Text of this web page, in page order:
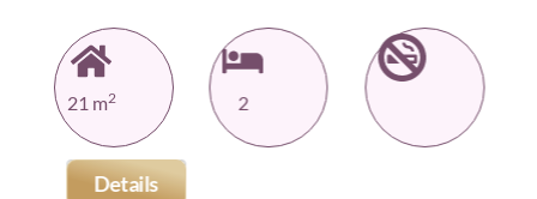
21 m2 2
Details